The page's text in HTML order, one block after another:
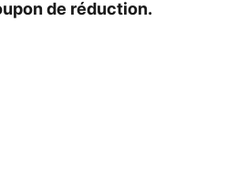
de réduction.